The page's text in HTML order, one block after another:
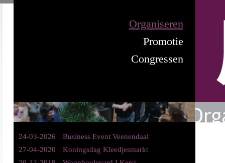
Organiseren
Promotie
Congressen
24-03-2026
Business Event Veenendaal
27-04-2020
Koningsdag Kleedjesmarkt